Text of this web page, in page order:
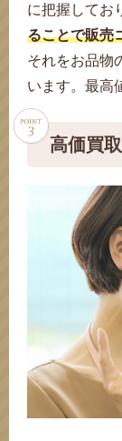
に把握してお
ることで販売
それをお品物
います。 最高
高価買